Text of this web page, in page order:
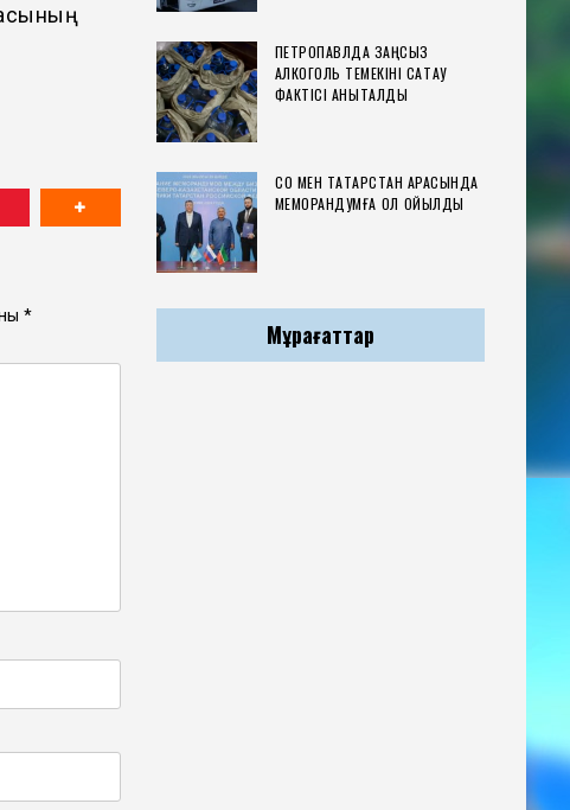
*
ПЕТРОПАВЛДА ЗАҢСЫЗ
АЛКОГОЛЬ ТЕМЕКІНІ САҚТАУ
ФАКТІСІ АНЫҚТАЛДЫ
СҚО МЕН ТАТАРСТАН АРАСЫНДА
МЕМОРАНДУМҒА ҚОЛ ҚОЙЫЛДЫ
Мұрағаттар